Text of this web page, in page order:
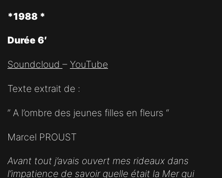
*1988 *
Durée 6′
Soundcloud – YouTube
Texte extrait de :
” A l’ombre des jeunes filles en fleurs “
Marcel PROUST
Avant tout j’avais ouvert mes rideaux dans
l’impatience de savoir quelle était la Mer qui